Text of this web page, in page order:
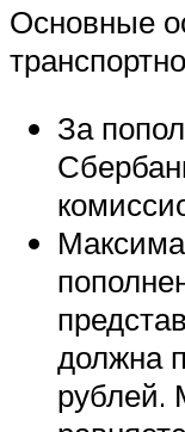
Основные
За
должна
рублей.